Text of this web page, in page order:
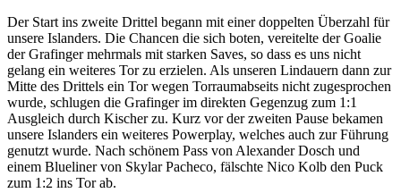
Der Start ins zweite Drittel begann mit einer doppelten Überzahl für
unsere Islanders. Die Chancen die sich boten, vereitelte der Goalie
der Grafinger mehrmals mit starken Saves, so dass es uns nicht
gelang ein weiteres Tor zu erzielen. Als unseren Lindauern dann zur
Mitte des Drittels ein Tor wegen Torraumabseits nicht zugesprochen
wurde, schlugen die Grafinger im direkten Gegenzug zum 1:1
Ausgleich durch Kischer zu. Kurz vor der zweiten Pause bekamen
unsere Islanders ein weiteres Powerplay, welches auch zur Führung
genutzt wurde. Nach schönem Pass von Alexander Dosch und
einem Blueliner von Skylar Pacheco, fälschte Nico Kolb den Puck
zum 1:2 ins Tor ab.